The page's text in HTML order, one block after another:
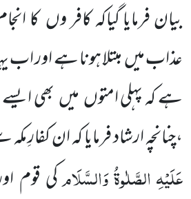
بیان فرمایا گیاکہ کافر وںکا
عذاب میںمبتلا ہونا ہے اور اب
ہے کہ پہلی امتوںمیںبھی
،چنانچہ ارشاد فرمایا کہ ان
عَلَیْہِالصَّلٰوۃُوَالسَّلَامکی قوم